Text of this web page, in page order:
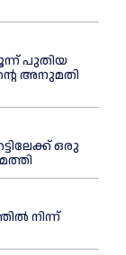
പുതിയ
അനുമതി
ഒരു
നിന്ന്